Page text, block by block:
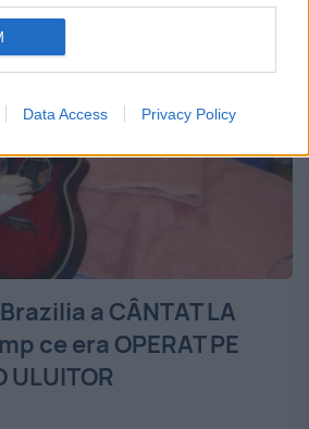
Data Access Privacy Policy
a CÂNTAT LA
ce era OPERAT PE
ULUITOR